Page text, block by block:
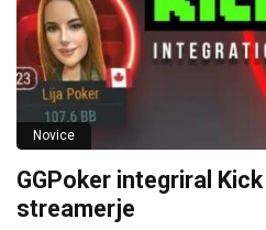
Novice
GGPoker integriral
streamerje